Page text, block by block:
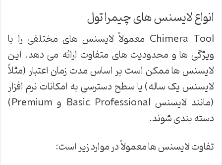
انواع لایسنس های چیمرا تول
Chimera Tool معمولاً لایسنس های مختلفی را با
ویژگی ها و محدودیت های متفاوت ارائه می دهد. این
لایسنس ها ممکن است بر اساس مدت زمان اعتبار (مثلاً
لایسنس یک ساله) یا سطح دسترسی به امکانات نرم افزار
(مانند لایسنس Basic Professional و Premium)
دسته بندی شوند.
تفاوت لایسنس ها معمولاً در موارد زیر است: